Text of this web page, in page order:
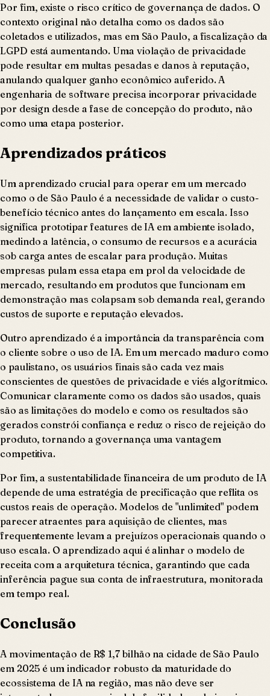
Por fim, existe o risco crítico de governança de dados. O
contexto original não detalha como os dados são
coletados e utilizados, mas em São Paulo, a fiscalização da
LGPD está aumentando. Uma violação de privacidade
pode resultar em multas pesadas e danos à reputação,
anulando qualquer ganho econômico auferido. A
engenharia de software precisa incorporar privacidade
por design desde a fase de concepção do produto, não
como uma etapa posterior.
Aprendizados práticos
Um aprendizado crucial para operar em um mercado
como o de São Paulo é a necessidade de validar o custo-
benefício técnico antes do lançamento em escala. Isso
significa prototipar features de IA em ambiente isolado,
medindo a latência, o consumo de recursos e a acurácia
sob carga antes de escalar para produção. Muitas
empresas pulam essa etapa em prol da velocidade de
mercado, resultando em produtos que funcionam em
demonstração mas colapsam sob demanda real, gerando
custos de suporte e reputação elevados.
Outro aprendizado é a importância da transparência com
o cliente sobre o uso de IA. Em um mercado maduro como
o paulistano, os usuários finais são cada vez mais
conscientes de questões de privacidade e viés algorítmico.
Comunicar claramente como os dados são usados, quais
são as limitações do modelo e como os resultados são
gerados constrói confiança e reduz o risco de rejeição do
produto, tornando a governança uma vantagem
competitiva.
Por fim, a sustentabilidade financeira de um produto de IA
depende de uma estratégia de precificação que reflita os
custos reais de operação. Modelos de "unlimited" podem
parecer atraentes para aquisição de clientes, mas
frequentemente levam a prejuízos operacionais quando o
uso escala. O aprendizado aqui é alinhar o modelo de
receita com a arquitetura técnica, garantindo que cada
inferência pague sua conta de infraestrutura, monitorada
em tempo real.
Conclusão
A movimentação de R$ 1,7 bilhão na cidade de São Paulo
em 2025 é um indicador robusto da maturidade do
ecossistema de IA na região, mas não deve ser